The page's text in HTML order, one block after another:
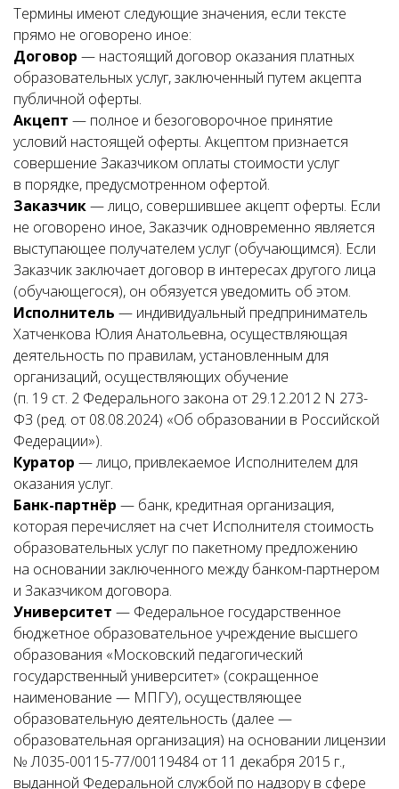
Термины имеют следующие значения, если тексте
прямо не оговорено иное:
Договор — настоящий договор оказания платных
образовательных услуг, заключенный путем акцепта
публичной оферты.
Акцепт — полное и безоговорочное принятие
условий настоящей оферты. Акцептом признается
совершение Заказчиком оплаты стоимости услуг
в порядке, предусмотренном офертой.
Заказчик— лицо, совершившее акцепт оферты. Если
не оговорено иное, Заказчик одновременно является
выступающее получателем услуг (обучающимся). Если
Заказчик заключает договор в интересах другого лица
(обучающегося), он обязуется уведомить об этом.
Исполнитель — индивидуальный предприниматель
Хатченкова Юлия Анатольевна, осуществляющая
деятельность по правилам, установленным для
организаций, осуществляющих обучение
(п. 19 ст. 2 Федерального закона от 29.12.2012 N 273-
ФЗ (ред. от 08.08.2024) «Об образовании в Российской
Федерации»).
Куратор — лицо, привлекаемое Исполнителем для
оказания услуг.
Банк-партнёр — банк, кредитная организация,
которая перечисляет на счет Исполнителя стоимость
образовательных услуг по пакетному предложению
на основании заключенного между банком-партнером
и Заказчиком договора.
Университет — Федеральное государственное
бюджетное образовательное учреждение высшего
образования «Московский педагогический
государственный университет» (сокращенное
наименование — МПГУ), осуществляющее
образовательную деятельность (далее —
образовательная организация) на основании лицензии
№ Л035-00115-77/00119484 от 11 декабря 2015 г.,
выданной Федеральной службой по надзору в сфере